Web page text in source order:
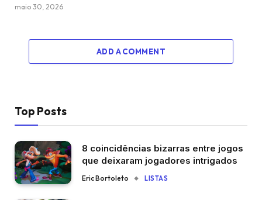
maio 30, 2026
ADD A COMMENT
Top Posts
8 coincidências bizarras entre jogos
que deixaram jogadores intrigados
Eric Bortoleto LISTAS